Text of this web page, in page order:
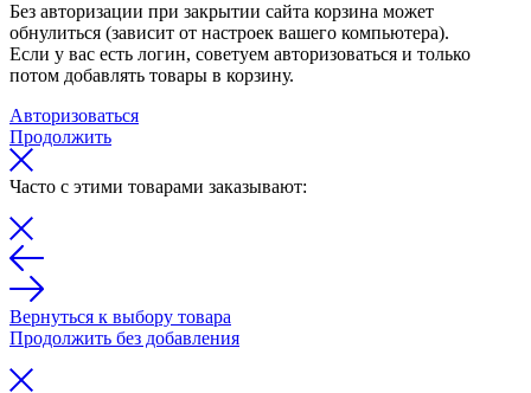
Без авторизации при закрытии сайта корзина может
обнулиться (зависит от настроек вашего компьютера).
Если у вас есть логин, советуем авторизоваться и только
потом добавлять товары в корзину.
Авторизоваться
Продолжить
Часто с этими товарами заказывают:
Вернуться к выбору товара
Продолжить без добавления